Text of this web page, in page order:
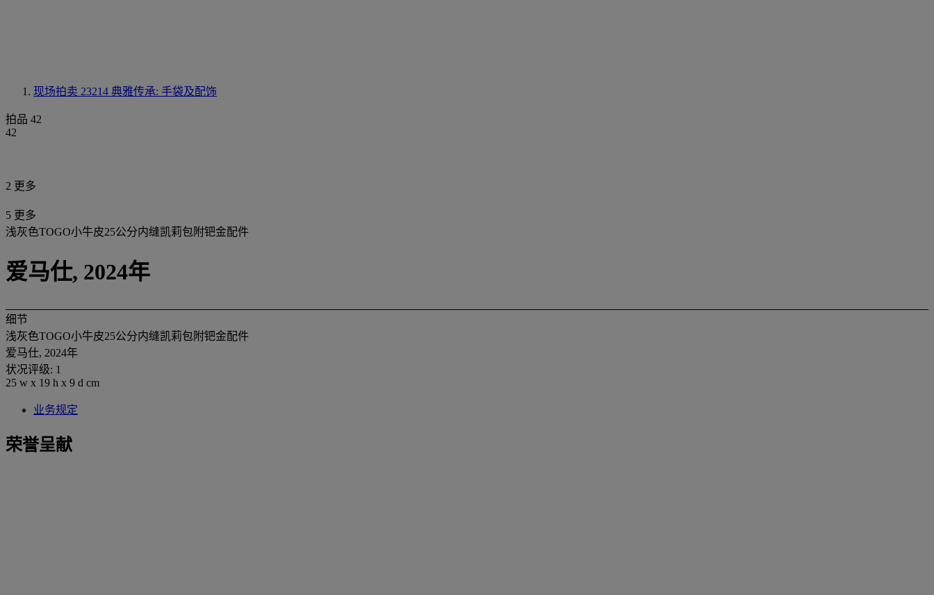
现场拍卖 23214 典雅传承: 手袋及配饰
拍品 42
42
2 更多
5 更多
浅灰色TOGO小牛皮25公分内缝凯莉包附钯金配件
爱马仕, 2024年
细节
浅灰色TOGO小牛皮25公分内缝凯莉包附钯金配件
爱马仕, 2024年
状况评级: 1
25 w x 19 h x 9 d cm
业务规定
荣誉呈献